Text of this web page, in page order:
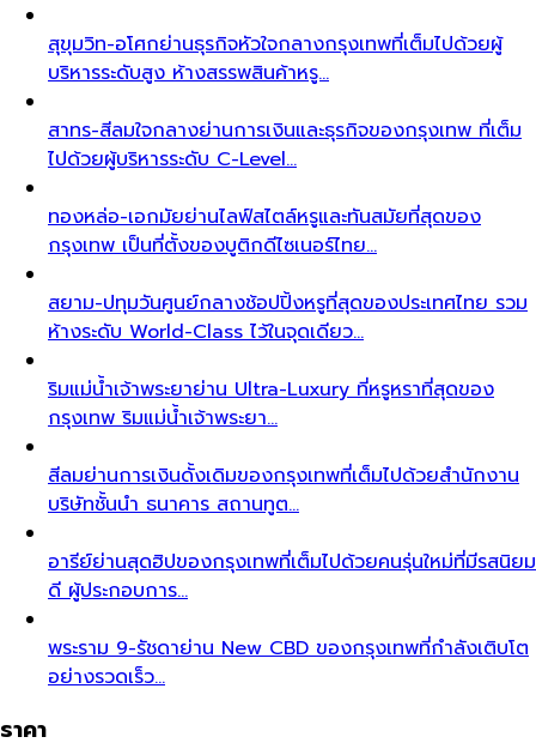
สุขุมวิท-อโศกย่านธุรกิจหัวใจกลางกรุงเทพที่เต็มไปด้วยผู้
บริหารระดับสูง ห้างสรรพสินค้าหรู…
สาทร-สีลมใจกลางย่านการเงินและธุรกิจของกรุงเทพ ที่เต็ม
ไปด้วยผู้บริหารระดับ C-Level…
ทองหล่อ-เอกมัยย่านไลฟ์สไตล์หรูและทันสมัยที่สุดของ
กรุงเทพ เป็นที่ตั้งของบูติกดีไซเนอร์ไทย…
สยาม-ปทุมวันศูนย์กลางช้อปปิ้งหรูที่สุดของประเทศไทย รวม
ห้างระดับ World-Class ไว้ในจุดเดียว…
ริมแม่น้ำเจ้าพระยาย่าน Ultra-Luxury ที่หรูหราที่สุดของ
กรุงเทพ ริมแม่น้ำเจ้าพระยา…
สีลมย่านการเงินดั้งเดิมของกรุงเทพที่เต็มไปด้วยสำนักงาน
บริษัทชั้นนำ ธนาคาร สถานทูต…
อารีย์ย่านสุดฮิปของกรุงเทพที่เต็มไปด้วยคนรุ่นใหม่ที่มีรสนิยม
ดี ผู้ประกอบการ…
พระราม 9-รัชดาย่าน New CBD ของกรุงเทพที่กำลังเติบโต
อย่างรวดเร็ว…
ราคา